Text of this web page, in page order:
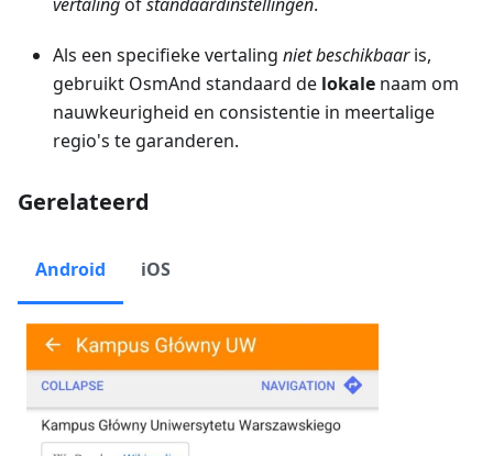
vertalingofstandaardinstellingen.
Als een specifieke vertaling niet beschikbaaris,
gebruikt OsmAnd standaard de lokale naam om
nauwkeurigheid en consistentie in meertalige
regio's te garanderen.
Gerelateerd
Android iOS